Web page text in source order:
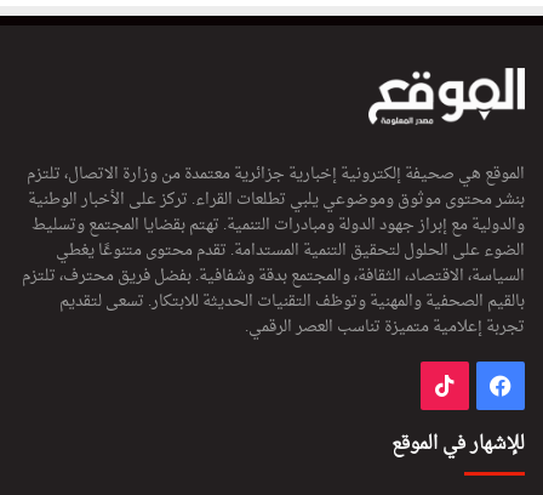
الموقع هي صحيفة إلكترونية إخبارية جزائرية معتمدة من وزارة الاتصال، تلتزم
بنشر محتوى موثوق وموضوعي يلبي تطلعات القراء. تركز على الأخبار الوطنية
والدولية مع إبراز جهود الدولة ومبادرات التنمية. تهتم بقضايا المجتمع وتسليط
الضوء على الحلول لتحقيق التنمية المستدامة. تقدم محتوى متنوعًا يغطي
السياسة، الاقتصاد، الثقافة، والمجتمع بدقة وشفافية. بفضل فريق محترف، تلتزم
بالقيم الصحفية والمهنية وتوظف التقنيات الحديثة للابتكار. تسعى لتقديم
تجربة إعلامية متميزة تناسب العصر الرقمي.
فيسبوك
للإشهار في الموقع